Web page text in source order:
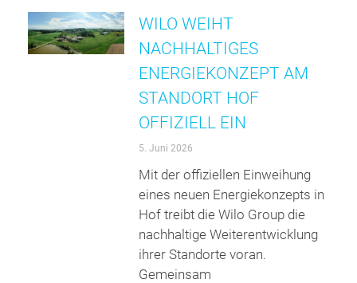
WILO WEIHT
NACHHALTIGES
ENERGIEKONZEPT AM
STANDORT HOF
OFFIZIELL EIN
5. Juni 2026
Mit der offiziellen Einweihung
eines neuen Energiekonzepts in
Hof treibt die Wilo Group die
nachhaltige Weiterentwicklung
ihrer Standorte voran.
Gemeinsam